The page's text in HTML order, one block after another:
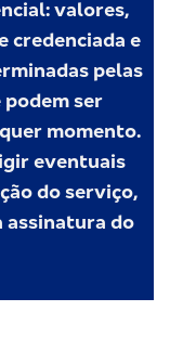
valores,
credenciada e
pelas
ser
momento.
eventuais
do serviço,
assinatura do